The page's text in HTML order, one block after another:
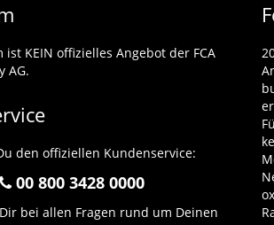
ist KEIN offizielles Angebot der FCA
AG.
den offiziellen Kundenservice:
00 800 3428 0000
bei allen Fragen rund um Deinen